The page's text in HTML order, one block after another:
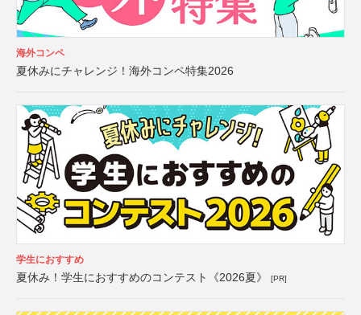
海外コンペ
夏休みにチャレンジ！海外コンペ特集2026
学生におすすめ
夏休み！学生におすすめのコンテスト《2026夏》 [PR]